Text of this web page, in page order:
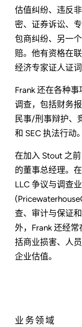
估值纠纷、违反
密、证券诉讼、
包商纠纷、另一
赔。他有资格在
经济专家证人证词
Frank 还在各种
调查，包括财务
民事/刑事辩护、
和 SEC 执法行动。
在加入 Stout 之
的董事总经理。
LLC 争议与调查
查、审计与保证
外，Frank 还经
括商业损害、人
企业估值。
业务领域